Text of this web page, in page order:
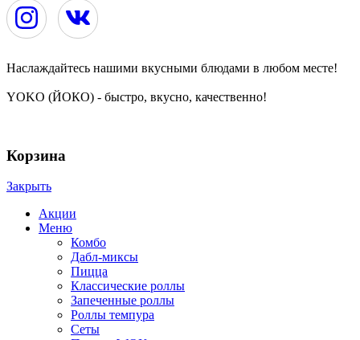
Наслаждайтесь нашими вкусными блюдами в любом месте!
YOKO (ЙОКО) - быстро, вкусно, качественно!
Корзина
Закрыть
Акции
Меню
Комбо
Дабл-миксы
Пицца
Классические роллы
Запеченные роллы
Роллы темпура
Сеты